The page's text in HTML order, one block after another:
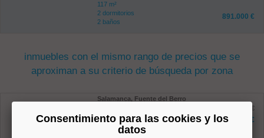
117 m²
2 dormitorios
2 baños
891.000 €
inmuebles con el mismo rango de precios que se
aproximan a su criterio de búsqueda por zona
Salamanca, Fuente del Berro
32 m²
0 dormitorios
1 baños
antes 274.900 €
250.000 €
Consentimiento para las cookies y los
datos